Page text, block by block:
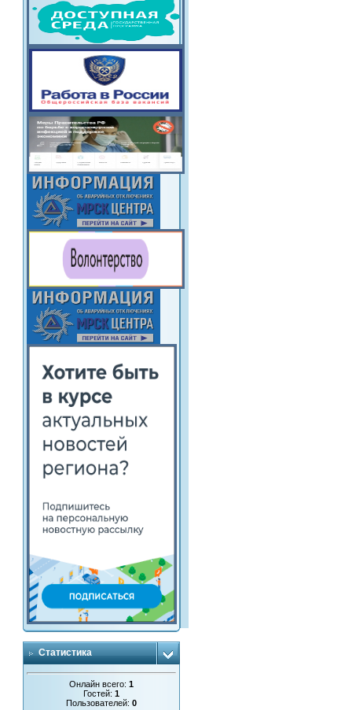
Статистика
Онлайн всего:1
Гостей:1
Пользователей:0